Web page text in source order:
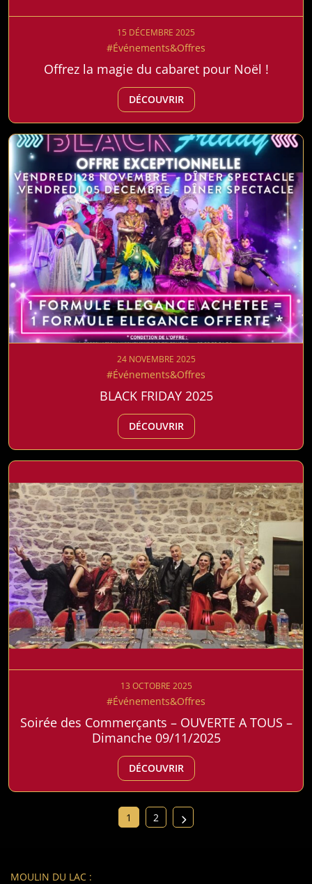
15 DÉCEMBRE 2025
#Événements&Offres
Offrez la magie du cabaret pour Noël !
DÉCOUVRIR
24 NOVEMBRE 2025
#Événements&Offres
BLACK FRIDAY 2025
DÉCOUVRIR
13 OCTOBRE 2025
#Événements&Offres
Soirée des Commerçants – OUVERTE A TOUS –
Dimanche 09/11/2025
DÉCOUVRIR
1 2
MOULIN DU LAC :